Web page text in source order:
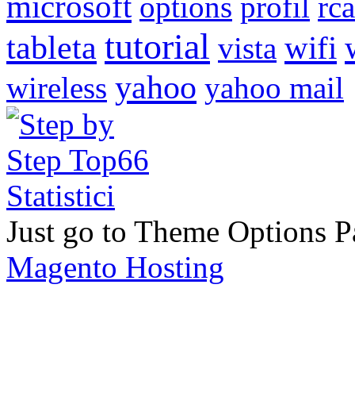
options profil rca
tableta tutorial vista wifi
wireless yahoo yahoo mail
Just go to Theme Options
Magento Hosting